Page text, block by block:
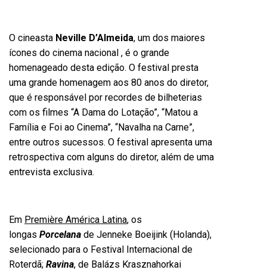
O cineasta Neville D’Almeida, um dos maiores
ícones do cinema nacional , é o grande
homenageado desta edição. O festival presta
uma grande homenagem aos 80 anos do diretor,
que é responsável por recordes de bilheterias
com os filmes “A Dama do Lotação”, “Matou a
Família e Foi ao Cinema”, “Navalha na Carne”,
entre outros sucessos. O festival apresenta uma
retrospectiva com alguns do diretor, além de uma
entrevista exclusiva.
Em Première América Latina, os
longas Porcelana de Jenneke Boeijink (Holanda),
selecionado para o Festival Internacional de
Roterdã; Ravina, de Balázs Krasznahorkai